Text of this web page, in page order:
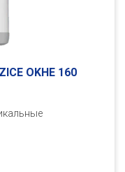
OKHE 160